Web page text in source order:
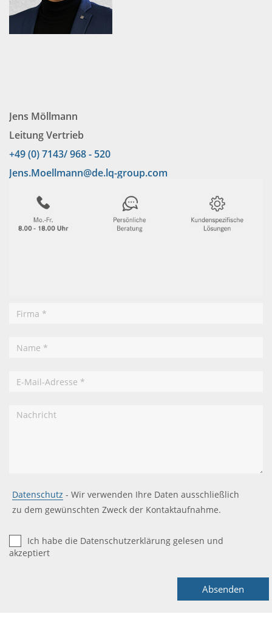
Jens Möllmann
Leitung Vertrieb
+49 (0) 7143/ 968 - 520
Jens.Moellmann@de.lq-group.com
Anfrage
Power
Firma
Name
Mail
Nachricht
Datenschutz - Wir verwenden Ihre Daten ausschließlich
zu dem gewünschten Zweck der Kontaktaufnahme.
Datenschutzerklärung
Ich habe die Datenschutzerklärung gelesen und
akzeptiert